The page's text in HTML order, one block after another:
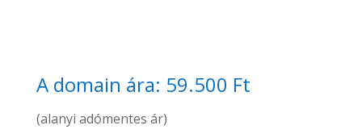
A domain ára: 59.500 Ft
(alanyi adómentes ár)